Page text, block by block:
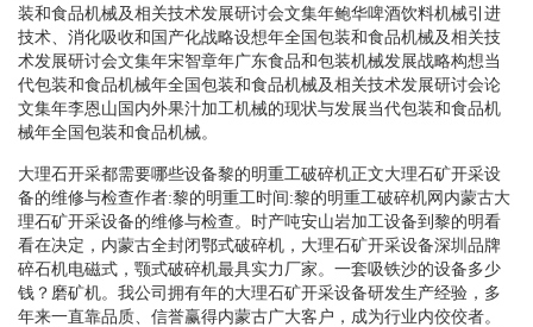
装和食品机械及相关技术发展研讨会文集年鲍华啤酒饮料机械引进
技术、消化吸收和国产化战略设想年全国包装和食品机械及相关技
术发展研讨会文集年宋智章年广东食品和包装机械发展战略构想当
代包装和食品机械年全国包装和食品机械及相关技术发展研讨会论
文集年李恩山国内外果汁加工机械的现状与发展当代包装和食品机
械年全国包装和食品机械。
大理石开采都需要哪些设备黎的明重工破碎机正文大理石矿开采设
备的维修与检查作者:黎的明重工时间:黎的明重工破碎机网内蒙古大
理石矿开采设备的维修与检查。时产吨安山岩加工设备到黎的明看
看在决定，内蒙古全封闭鄂式破碎机，大理石矿开采设备深圳品牌
碎石机电磁式，颚式破碎机最具实力厂家。一套吸铁沙的设备多少
钱？磨矿机。我公司拥有年的大理石矿开采设备研发生产经验，多
年来一直靠品质、信誉赢得内蒙古广大客户，成为行业内佼佼者。